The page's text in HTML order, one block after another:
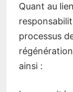
Quant au
processus
ainsi :